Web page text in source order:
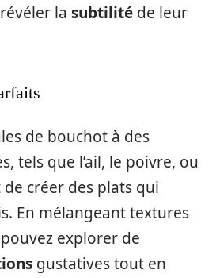
la subtilité de leur
de bouchot à des
tels que l’ail, le poivre, ou
créer des plats qui
En mélangeant textures
explorer de
gustatives tout en